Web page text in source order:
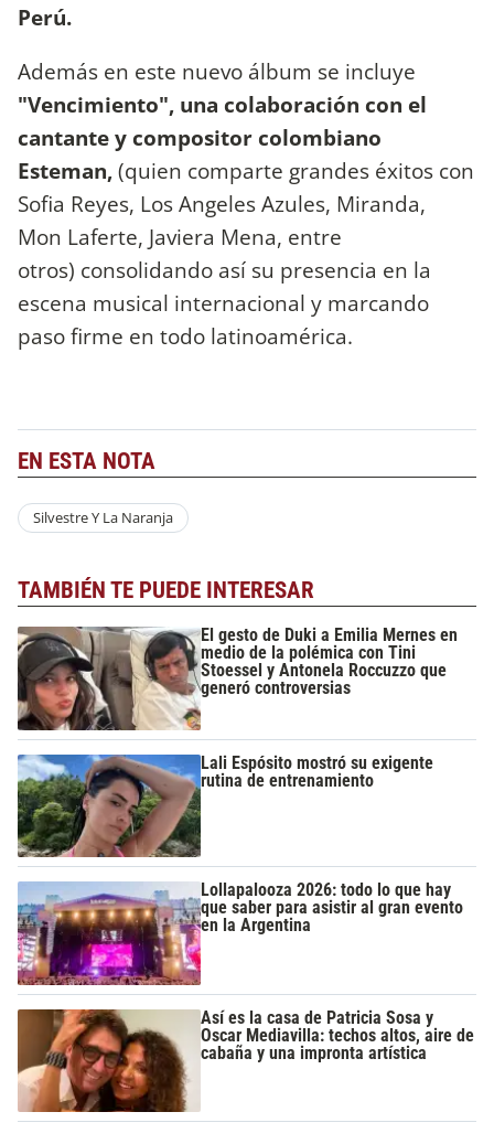
Perú.
Además en este nuevo álbum se incluye
"Vencimiento", una colaboración con el
cantante y compositor colombiano
Esteman,(quien comparte grandes éxitos con
Sofia Reyes, Los Angeles Azules, Miranda,
Mon Laferte, Javiera Mena, entre
otros) consolidando así su presencia en la
escena musical internacional y marcando
paso firme en todo latinoamérica.
EN ESTA NOTA
Silvestre Y La Naranja
TAMBIÉN TE PUEDE INTERESAR
El gesto de Duki a Emilia Mernes en
medio de la polémica con Tini
Stoessel y Antonela Roccuzzo que
generó controversias
Lali Espósito mostró su exigente
rutina de entrenamiento
Lollapalooza 2026: todo lo que hay
que saber para asistir al gran evento
en la Argentina
Así es la casa de Patricia Sosa y
Oscar Mediavilla: techos altos, aire de
cabaña y una impronta artística